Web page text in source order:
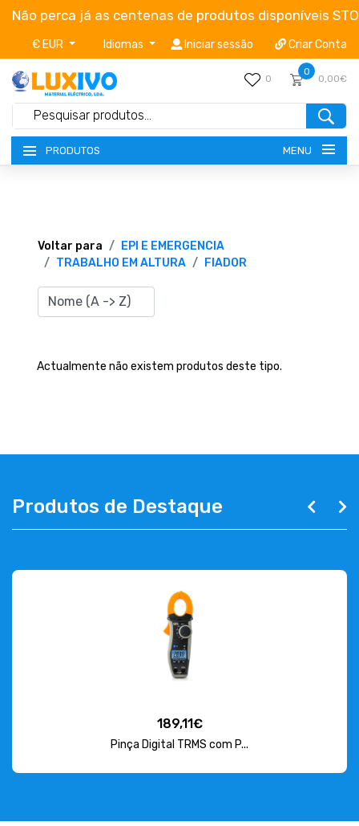
Não perca já as centenas de produtos disponíveis
€ EUR Idiomas Iniciar sessão Criar Conta
0
0
0,00€
PRODUTOS MENU
TERMOS E CONDIÇÕES
EMPRESA
Voltar para
EPI E EMERGENCIA
TRABALHO EM ALTURA
FIADOR
Actualmente não existem produtos deste tipo.
Produtos de Destaque
189,11€
Pinça Digital TRMS com P...